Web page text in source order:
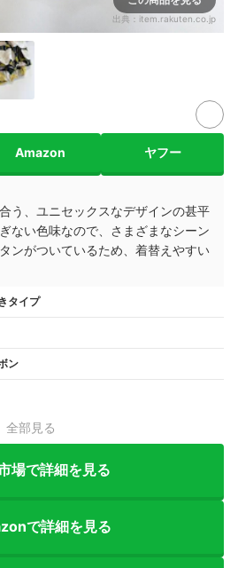
出典： item.rakuten.co.jp
Amazon ヤフー
う、ユニセックスなデザインの甚平
ない色味なので、さまざまなシーン
ンがついているため、着替えやすい
タイプ
ン
全部見る
場で詳細を見る
で詳細を見る